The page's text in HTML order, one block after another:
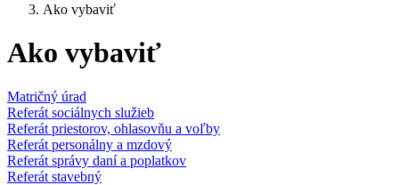
Ako vybaviť
Ako vybaviť
Matričný úrad
Referát sociálnych služieb
Referát priestorov, ohlasovňu a voľby
Referát personálny a mzdový
Referát správy daní a poplatkov
Referát stavebný